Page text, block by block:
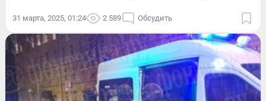
31 марта, 2025, 01:24 2 589 Обсудить